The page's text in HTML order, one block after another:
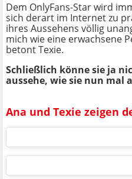
Dem OnlyFans-Star wird
sich derart im Internet zu
ihres Aussehens völlig
mich wie eine erwachsene
betont Texie.
Schließlich könne sie ja
aussehe, wie sie nun mal
Ana und Texie zeigen